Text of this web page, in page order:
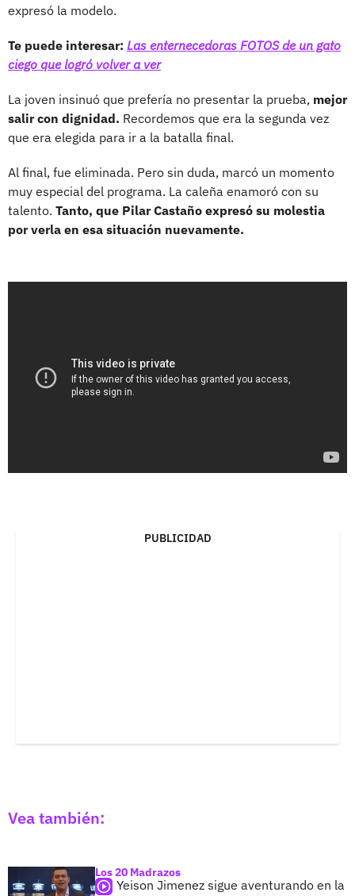
expresó la modelo.
Te puede interesar: Las enternecedoras FOTOS de un gato
ciego que logró volver a ver
La joven insinuó que prefería no presentar la prueba, mejor
salir con dignidad. Recordemos que era la segunda vez
que era elegida para ir a la batalla final.
Al final, fue eliminada. Pero sin duda, marcó un momento
muy especial del programa. La caleña enamoró con su
talento. Tanto, que Pilar Castaño expresó su molestia
por verla en esa situación nuevamente.
PUBLICIDAD
Vea también:
Los 20 Madrazos
Yeison Jimenez sigue aventurando en la